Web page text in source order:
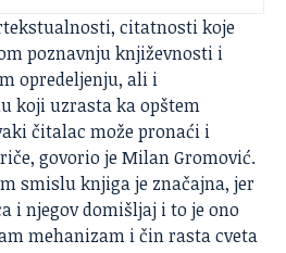
citatnosti koje
poznavnju književnosti i
opredeljenju, ali i
koji uzrasta ka opštem
čitalac može pronaći i
govorio je Milan Gromović.
smislu knjiga je značajna, jer
i njegov domišljaj i to je ono
mehanizam i čin rasta cveta